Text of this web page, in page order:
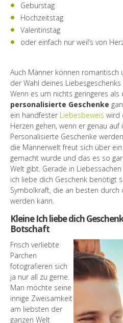
Geburstag
Hochzeitstag
Valentinstag
oder einfach nur weil’s von
Auch Männer können romantisch
der Wahl deines
Wenn es um nichts geringeres
personalisierte Geschenke
ein handfester Liebesbeweis wird
Herzen gehen, wenn er genau
Personalisierte Geschenke
die Männerwelt freut sich über
gemacht wurde und das es so
Welt gibt. Gerade in
ich liebe dich Geschenk benötigt
Symbolkraft, die an besten durch
werden kann.
Kleine Ich liebe dich
Botschaft
Frisch verliebte
Pärchen
fotografieren sich
ja nur all zu gerne.
Man möchte seine
innige Zweisamkeit
am liebsten der
ganzen Welt